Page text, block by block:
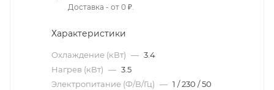
Доставка - от 0 ₽.
Характеристики
Охлаждение (кВт) — 3.4
Нагрев (кВт) — 3.5
Электропитание (Ф/В/Гц) — 1 / 230 / 50